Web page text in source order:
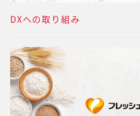
DXへの取り組み